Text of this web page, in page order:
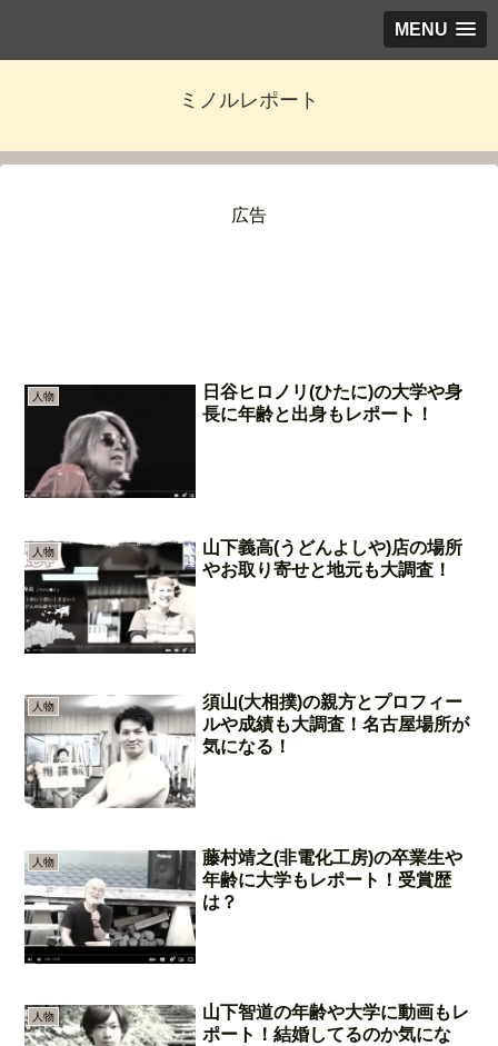
MENU
ミノルレポート
広告
人物
日谷ヒロノリ(ひたに)の大学や身
長に年齢と出身もレポート！
人物
山下義高(うどんよしや)店の場所
やお取り寄せと地元も大調査！
人物
須山(大相撲)の親方とプロフィー
ルや成績も大調査！名古屋場所が
気になる！
人物
藤村靖之(非電化工房)の卒業生や
年齢に大学もレポート！受賞歴
は？
人物
山下智道の年齢や大学に動画もレ
ポート！結婚してるのか気にな